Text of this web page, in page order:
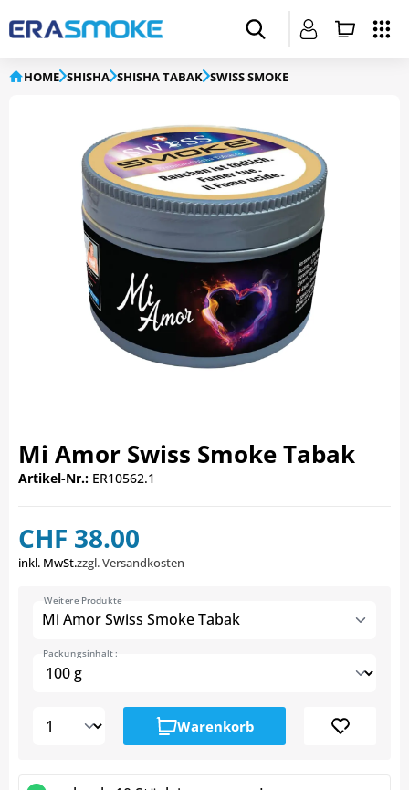
HOME SHISHA SHISHA TABAK SWISS SMOKE
Mi Amor Swiss Smoke Tabak
Artikel-Nr.: ER10562.1
CHF 38.00
inkl. MwSt.zzgl. Versandkosten
Mi Amor Swiss Smoke Tabak
Weitere Produkte
Packungsinhalt :
Warenkorb